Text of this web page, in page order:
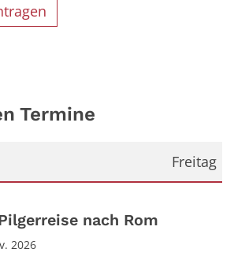
Termine
Freitag
2026
nach Rom
2026